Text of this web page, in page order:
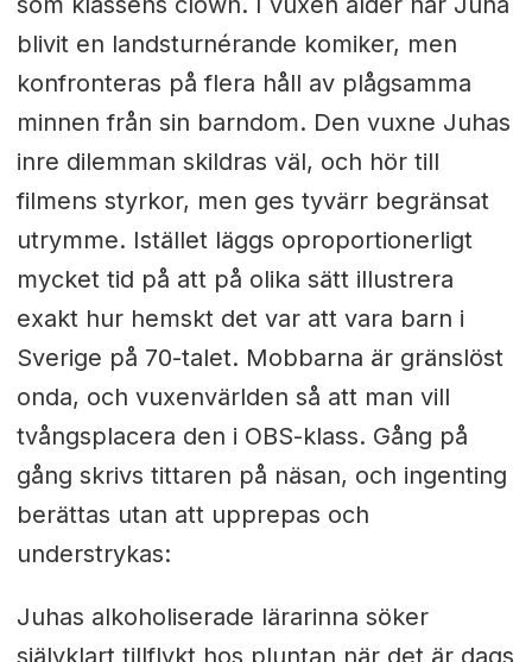
blivit en landsturnérande komiker, men
konfronteras på flera håll av plågsamma
minnen från sin barndom. Den vuxne Juhas
inre dilemman skildras väl, och hör till
filmens styrkor, men ges tyvärr begränsat
utrymme. Istället läggs oproportionerligt
mycket tid på att på olika sätt illustrera
exakt hur hemskt det var att vara barn i
Sverige på 70-talet. Mobbarna är gränslöst
onda, och vuxenvärlden så att man vill
tvångsplacera den i OBS-klass. Gång på
gång skrivs tittaren på näsan, och ingenting
berättas utan att upprepas och
understrykas:
Juhas alkoholiserade lärarinna söker
självklart tillflykt hos pluntan när det är dags